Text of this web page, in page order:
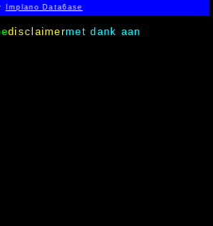
Implano Data6ase
disclaimermet dank aan